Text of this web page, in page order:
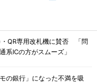
・QR専用改札機に賛否 「問
系ICの方がスムーズ」
の銀行」になった不満を吸